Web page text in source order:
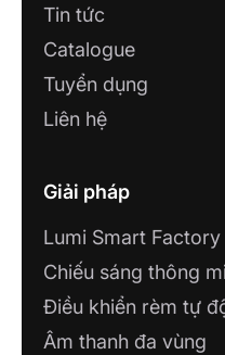
CÔNG TY
14/1, Trần Hưng
Phường Long
NHÀ THÔNG
Số 17, tổ 5,
Bằng
Tin tức
Catalogue
Tuyển dụng
Liên hệ
Giải pháp
Lumi Smart Factory
Chiếu sáng thông
Điều khiển rèm tự
Âm thanh đa vùng